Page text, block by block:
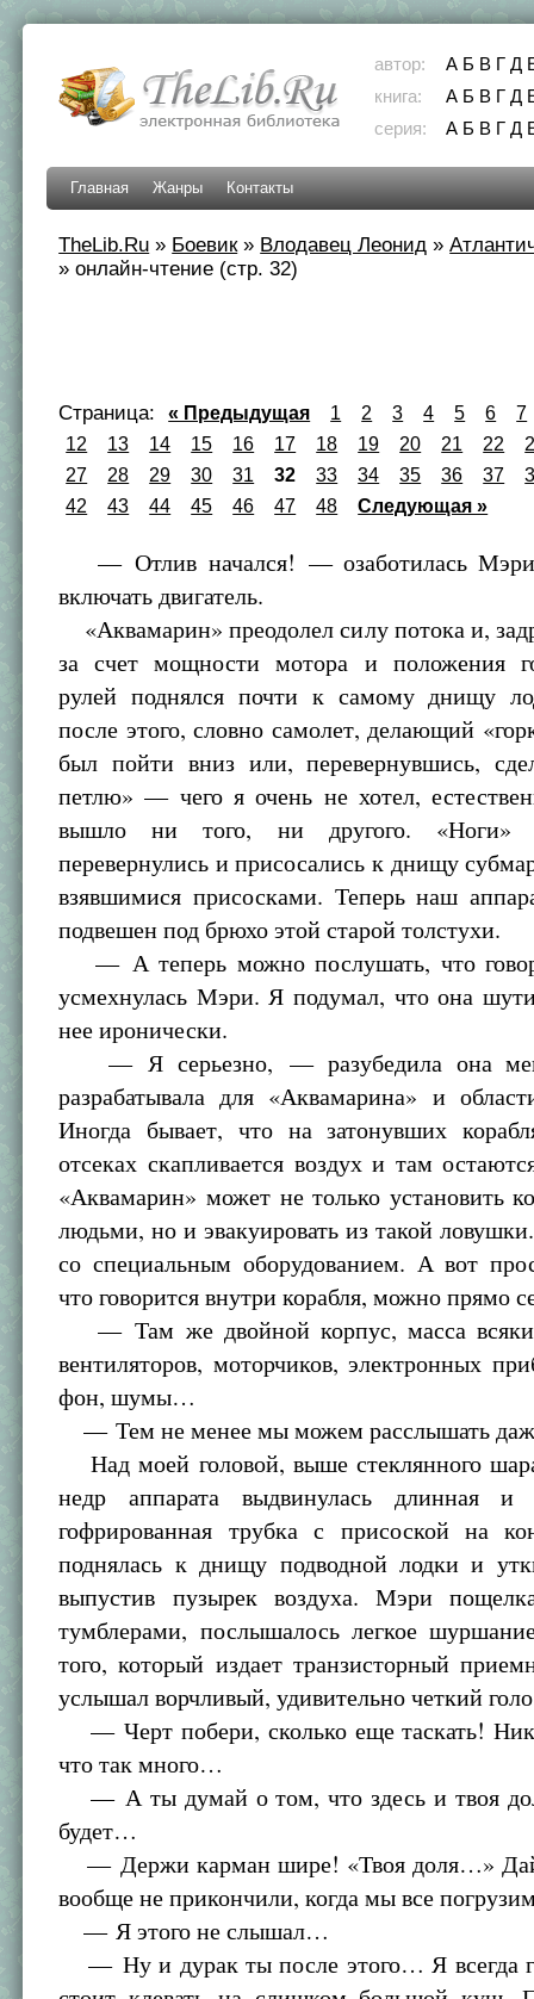
автор: А Б В Г Д
книга:
А Б В Г Д
серия:
А Б В Г Д
Главная Жанры Контакты
TheLib.Ru » Боевик» Влодавец Леонид »
»онлайн-чтение (стр. 32)
Страница: « Предыдущая 1 2 3 4 5 6
7
12
13 14 15 16 17 18 19 20 21 22
27
28 29 30 31 32 33 34 35 36 37
42
43 44 45 46 47 48 Следующая »
— Отлив начался! — озаботилась
включать двигатель.
«Аквамарин» преодолел силу потока и,
за счет мощности мотора и положения
рулей поднялся почти к самому днищу
после этого, словно самолет, делающий
был пойти вниз или, перевернувшись,
петлю» — чего я очень не хотел,
вышло ни того, ни другого. «Ноги»
перевернулись и присосались к днищу
взявшимися присосками. Теперь наш
подвешен под брюхо этой старой толстухи.
— А теперь можно послушать, что
усмехнулась Мэри. Я подумал, что она
нее иронически.
— Я серьезно, — разубедила она
разрабатывала для «Аквамарина» и
Иногда бывает, что на затонувших
отсеках скапливается воздух и там
«Аквамарин» может не только установить
людьми, но и эвакуировать из такой
со специальным оборудованием. А вот
что говорится внутри корабля, можно прямо
— Там же двойной корпус, масса
вентиляторов, моторчиков, электронных
фон, шумы…
— Тем не менее мы можем расслышать
Над моей головой, выше стеклянного
недр аппарата выдвинулась длинная и
гофрированная трубка с присоской на
поднялась к днищу подводной лодки и
выпустив пузырек воздуха. Мэри
тумблерами, послышалось легкое
того, который издает транзисторный
услышал ворчливый, удивительно четкий
— Черт побери, сколько еще таскать!
что так много…
— А ты думай о том, что здесь и твоя
будет…
— Держи карман шире! «Твоя доля…» Дай
вообще не прикончили, когда мы все
— Я этого не слышал…
— Ну и дурак ты после этого… Я всегда